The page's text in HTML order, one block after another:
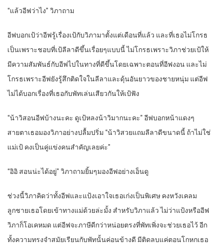
“แล้วอีฟว่าไง” วิภาถาม
อีฟบอกเป้ว่าอีฟรู้เรื่องเป้กับวิภามาตั้งแต่เดือนที่แล้ว และที่เธอไม่โกรธ
เป็นเพราะชอบที่เป้ลีลาดีขึ้นเรื่อยๆแบบนี้ ไม่โกรธเพราะวิภาช่วยเป้ให้
มีความสัมพันธ์กับอีฟไปในทางที่ดีขึ้นโดยเฉพาะตอนที่อีฟงอน และไม่
โกรธเพราะอีฟยังรู้สึกติดใจในลีลาและดุ้นอันยาวของชายหนุ่ม แต่อีฟ
ไม่ได้บอกเรื่องที่เธอกับพัทเล่นเสียวกันให้เป้ฟัง
“น้าวิสอนอีฟบ้างนะคะ ดูเป้หลงน้าวิมากนะคะ” อีฟบอกหน้าแดงๆ
สายตาเธอมองวิภาอย่างปลื้มปริ่ม “น้าวิสวยแถมลีลาดีขนาดนี้ ถ้าไม่ใช่
แม่เป้ คงเป็นคู่แข่งคนสำคัญเลยค่ะ”
“อิอิ สอนน่ะได้อยู่” วิภาถามยิ้มๆมองอีฟอย่างเอ็นดู
ช่วงนี้วิภาคิดว่าทั้งอีฟและแป้งเอาใจเธอเก่งเป็นพิเศษ คงหวังเคลม
ลูกชายเธอโดยเข้าทางแม่ด้วยล่ะมั้ง สำหรับวิภาแล้ว ไม่ว่าแป้งหรืออีฟ
วิภาก็โอเคหมด แต่อีฟจะภาษีดีกว่าหน่อยตรงที่พัทเพิ่งจะช่วยเธอไว้ อีก
ทั้งความทรงจำสมัยเรียนกับพัทนั้นค่อนข้างดี มีติดลบแค่ตอนโกหกเธอ